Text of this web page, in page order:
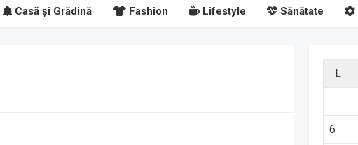
Casă și Grădină Fashion Lifestyle Sănătate
L
6